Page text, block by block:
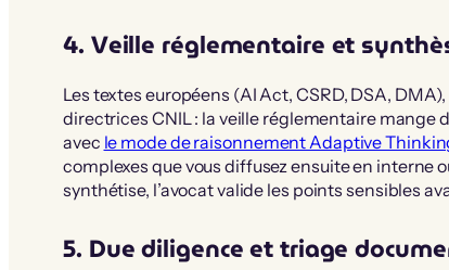
4. Veille réglementaire et
Les textes européens (AI Act, CSRD, DSA,
directrices CNIL : la veille réglementaire mange
avec le mode de raisonnement Adaptive
complexes que vous diffusez ensuite en interne
synthétise, l’avocat valide les points sensibles
5. Due diligence et triage